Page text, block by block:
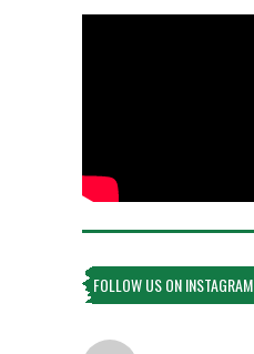
FOLLOW US ON INSTAGRAM